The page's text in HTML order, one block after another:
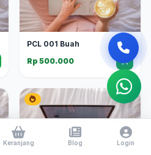
PCL 001 Buah
Rp 500.000
Keranjang Blog Login